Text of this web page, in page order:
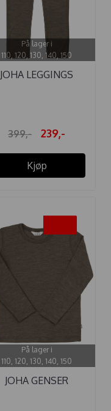
På lager i
110, 120, 130, 140, 150
JOHA LEGGINGS
399,- 239,-
Kjøp
På lager i
110, 120, 130, 140, 150
JOHA GENSER